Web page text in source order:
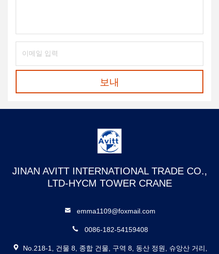
보내
JINAN AVITT INTERNATIONAL TRADE CO.,
LTD-HYCM TOWER CRANE
emma1109@foxmail.com
0086-182-54159408
No.218-1, 건물 8, 종합 건물, 구역 8, 동산 정원, 슈앙산 거리,